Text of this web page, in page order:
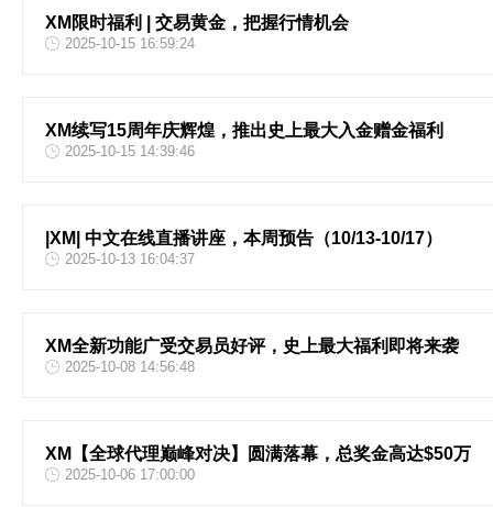
XM限时福利 | 交易黄金，把握行情机会
2025-10-15 16:59:24
XM续写15周年庆辉煌，推出史上最大入金赠金福利
2025-10-15 14:39:46
|XM| 中文在线直播讲座，本周预告（10/13-10/17）
2025-10-13 16:04:37
XM全新功能广受交易员好评，史上最大福利即将来袭
2025-10-08 14:56:48
XM【全球代理巅峰对决】圆满落幕，总奖金高达$50万
2025-10-06 17:00:00